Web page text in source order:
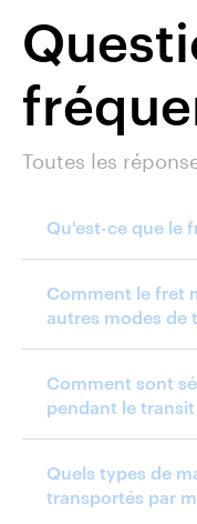
Toutes les
Qu'est-ce que le
Comment le fret
autres modes de
Comment sont
pendant le
Quels types de
transportés par